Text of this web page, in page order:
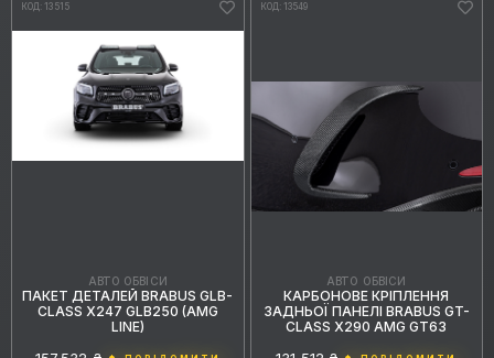
КОД: 13515
АВТО ОБВІСИ
ПАКЕТ ДЕТАЛЕЙ BRABUS GLB-
CLASS X247 GLB250 (AMG
LINE)
КОД: 13549
АВТО ОБВІСИ
КАРБОНОВЕ КРІПЛЕННЯ
ЗАДНЬОЇ ПАНЕЛІ BRABUS GT-
CLASS X290 AMG GT63